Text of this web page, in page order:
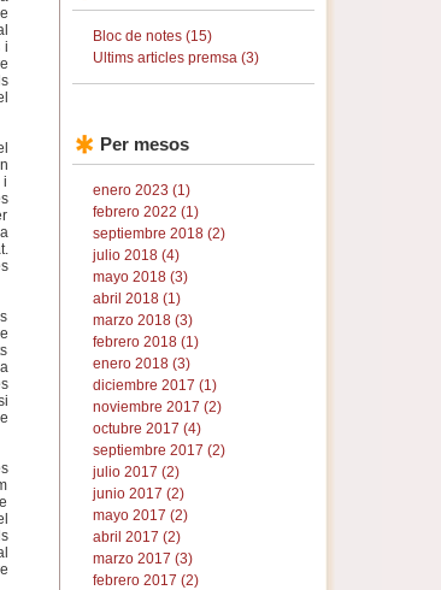
i
i
Bloc de notes (15)
Ultims articles premsa (3)
Per mesos
enero 2023 (1)
febrero 2022 (1)
septiembre 2018 (2)
julio 2018 (4)
mayo 2018 (3)
abril 2018 (1)
marzo 2018 (3)
febrero 2018 (1)
enero 2018 (3)
diciembre 2017 (1)
noviembre 2017 (2)
octubre 2017 (4)
septiembre 2017 (2)
julio 2017 (2)
junio 2017 (2)
mayo 2017 (2)
abril 2017 (2)
marzo 2017 (3)
febrero 2017 (2)